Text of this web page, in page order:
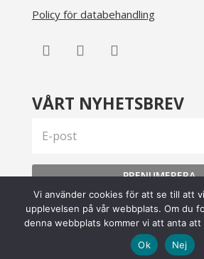
Policy för databehandling
VÅRT NYHETSBREV
PRENUMERERA
Copyright © 2026
Vi använder cookies för att se till att
upplevelsen på vår webbplats. Om du
denna webbplats kommer vi att anta
Ok
Nej